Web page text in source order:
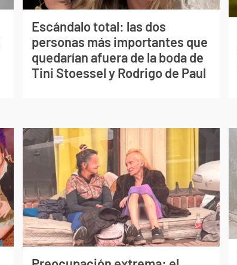
Escándalo total: las dos
personas más importantes que
quedarían afuera de la boda de
Tini Stoessel y Rodrigo de Paul